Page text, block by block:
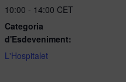
10:00 - 14:00 CET
Categoria
d'Esdeveniment:
L'Hospitalet